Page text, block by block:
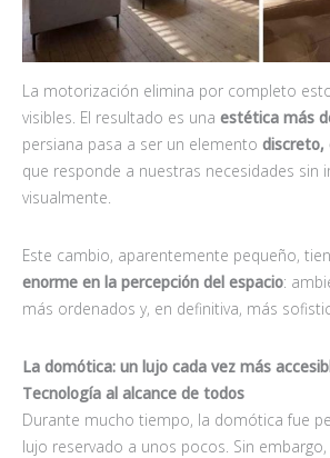
La motorización elimina por completo
visibles. El resultado es una estética más
persiana pasa a ser un elemento discreto,
que responde a nuestras necesidades sin
visualmente.
Este cambio, aparentemente pequeño,
enorme en la percepción del espacio:
más ordenados y, en definitiva, más
La domótica: un lujo cada vez más
Tecnología al alcance de todos
Durante mucho tiempo, la domótica fue
lujo reservado a unos pocos. Sin